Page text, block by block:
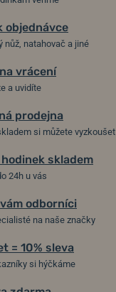
objednávce
nůž, natahovač a jiné
vrácení
a uvidíte
prodejna
si můžete vyzkoušet
skladem
24h u vás
odborníci
na naše značky
= 10% sleva
si hýčkáme